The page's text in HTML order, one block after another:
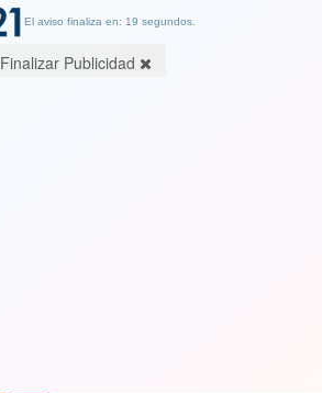
El aviso finaliza en: 19 segundos.
Finalizar Publicidad